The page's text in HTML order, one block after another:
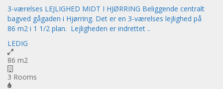
3-værelses LEJLIGHED MIDT I HJØRRING Beliggende centralt
bagved gågaden i Hjørring. Det er en 3-værelses lejlighed på
86 m2 i 1 1/2 plan. Lejligheden er indrettet ..
LEDIG
86 m2
3 Rooms